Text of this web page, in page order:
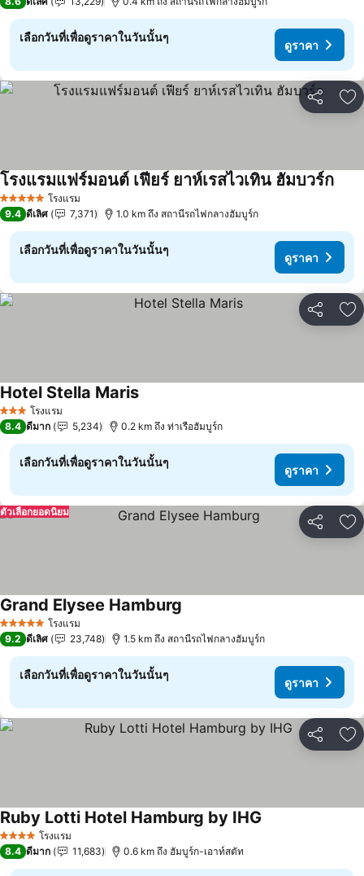
เลือกวันที่เพื่อดูราคาในวันนั้นๆ
ดูราคา
แชร์ เ
5 ดาว โรงแรม
โรงแรมแฟร์มอนต์ เฟียร์ ยาห์เรสไวเทิน ฮัมบวร์ก
9.4 ดีเลิศ 7,371 1.0 km ถึง สถานีรถไฟกลางฮัมบูร์ก
เลือกวันที่เพื่อดูราคาในวันนั้นๆ
ดูราคา
แชร์ เ
3 ดาว โรงแรม
Hotel Stella Maris
8.4 ดีมาก 5,234 0.2 km ถึง ท่าเรือฮัมบูร์ก
เลือกวันที่เพื่อดูราคาในวันนั้นๆ
ดูราคา
แชร์ เ
ตัวเลือกยอดนิยม
5 ดาว โรงแรม
Grand Elysee Hamburg
9.2 ดีเลิศ 23,748 1.5 km ถึง สถานีรถไฟกลางฮัมบูร์ก
เลือกวันที่เพื่อดูราคาในวันนั้นๆ
ดูราคา
แชร์ เ
4 ดาว โรงแรม
Ruby Lotti Hotel Hamburg by IHG
8.4 ดีมาก 11,683 0.6 km ถึง ฮัมบูร์ก-เอาท์สตัท